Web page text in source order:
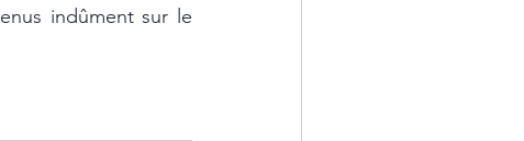
indûment sur le